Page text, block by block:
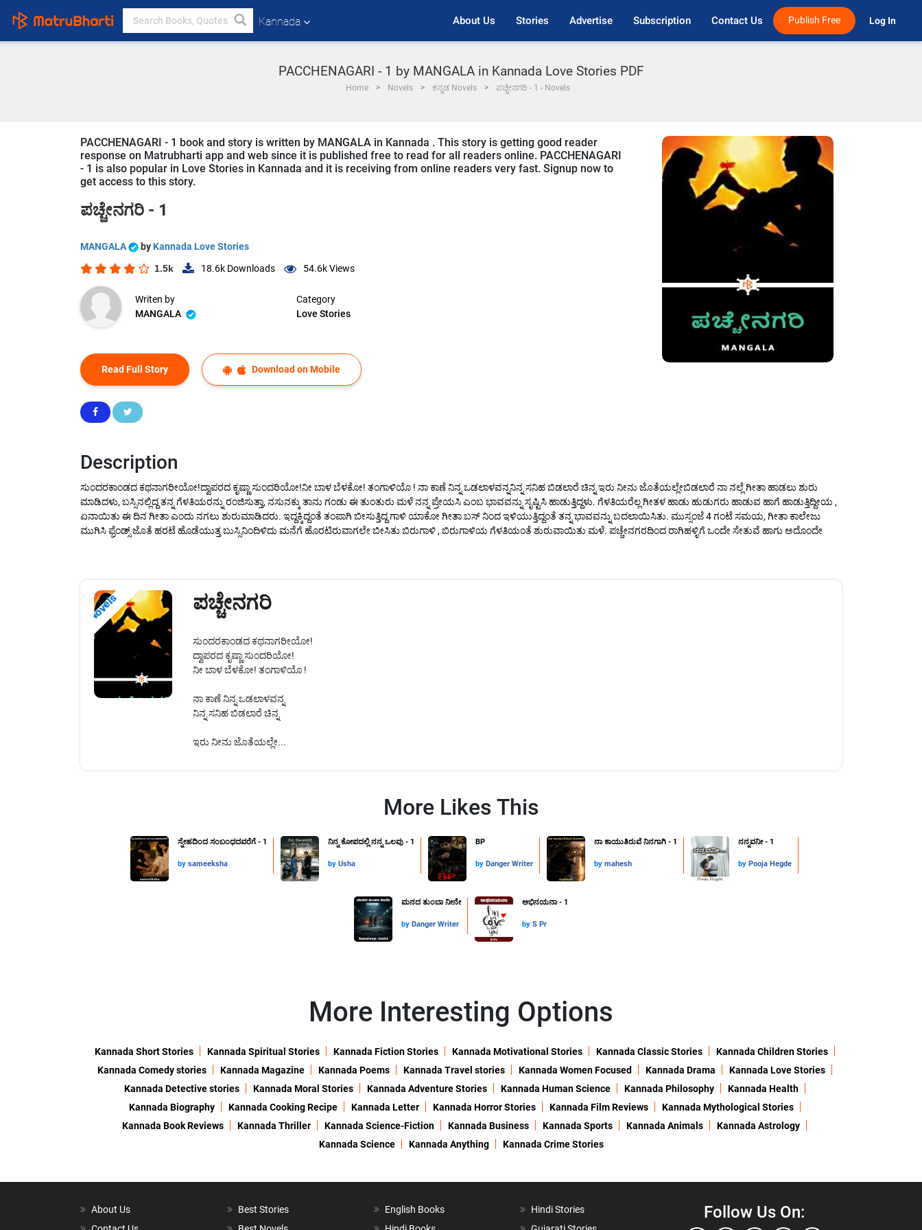
Kannada About Us Stories Advertise Subscription Contact Us Publish Free Log In
PACCHENAGARI - 1 by MANGALA in Kannada Love Stories PDF
Home Novels ಕನ್ನಡ Novels ಪಚ್ಚೇನಗರಿ - 1 - Novels
PACCHENAGARI - 1 book and story is written by MANGALA in Kannada . This story is getting good reader
response on Matrubharti app and web since it is published free to read for all readers online. PACCHENAGARI
- 1 is also popular in Love Stories in Kannada and it is receiving from online readers very fast. Signup now to
get access to this story.
ಪಚ್ಚೇನಗರಿ - 1
MANGALA by Kannada Love Stories
1.5k 18.6k Downloads 54.6kViews
Writen by
MANGALA
Category
Love Stories
Read Full Story Download on Mobile
Description
ಸುಂದರಕಾಂಡದ ಕಥನಾಗರೀಯೋ!ದ್ವಾಪರದ ಕೃಷ್ಣಾ ಸುಂದರಿಯೋ!ನೀ ಬಾಳ ಬೆಳಕೋ! ತಂಗಾಳಿಯೊ ! ನಾ ಕಾಣೆ ನಿನ್ನ ಒಡಲಾಳವನ್ನನಿನ್ನ ಸನಿಹ ಬಿಡಲಾರೆ ಚಿನ್ನ ಇರು ನೀನು ಜೊತೆಯಲ್ಲೇಬಿಡಲಾರೆ ನಾ ನಲ್ಲೆ ಗೀತಾ ಹಾಡಲು ಶುರು
ಮಾಡಿದಳು, ಬಸ್ಸಿನಲ್ಲಿದ್ದ ತನ್ನ ಗೆಳತಿಯರನ್ನು ರಂಜಿಸುತ್ತಾ, ನಸುನಕ್ಕು ತಾನು ಗಂಡು ಈ ತುಂತುರು ಮಳೆ ನನ್ನ ಪ್ರೇಯಸಿ ಎಂಬ ಭಾವವನ್ನು ಸೃಷ್ಟಿಸಿ ಹಾಡುತ್ತಿದ್ದಳು. ಗೆಳತಿಯರೆಲ್ಲ ಗೀತಳ ಹಾಡು ಹುಡುಗರು ಹಾಡುವ ಹಾಗೆ ಹಾಡುತ್ತಿದ್ದೀಯ ,
ಏನಾಯಿತು ಈ ದಿನ ಗೀತಾ ಎಂದು ನಗಲು ಶುರುಮಾಡಿದರು. ಇದ್ದಕ್ಕಿದ್ದಂತೆ ತಂಪಾಗಿ ಬೀಸುತ್ತಿದ್ದ ಗಾಳಿ ಯಾಕೋ ಗೀತಾ ಬಸ್ ನಿಂದ ಇಳಿಯುತ್ತಿದ್ದಂತೆ ತನ್ನ ಭಾವವನ್ನು ಬದಲಾಯಿಸಿತು. ಮುಸ್ಸಂಜೆ 4 ಗಂಟೆ ಸಮಯ, ಗೀತಾ ಕಾಲೇಜು
ಮುಗಿಸಿ ಫ್ರೆಂಡ್ಸ್ ಜೊತೆ ಹರಟೆ ಹೊಡೆಯುತ್ತ ಬುಸ್ಸಿನಿಂದಿಳಿದು ಮನೆಗೆ ಹೊರಟಿರುವಾಗಲೇ ಬೀಸಿತು ಬಿರುಗಾಳಿ , ಬಿರುಗಾಳಿಯ ಗೆಳತಿಯಂತೆ ಶುರುವಾಯಿತು ಮಳೆ. ಪಚ್ಚೇನಗರದಿಂದ ರಾಗಿಹಳ್ಳಿಗೆ ಒಂದೇ ಸೇತುವೆ ಹಾಗು ಅದೊಂದೇ
Novels ಪಚ್ಚೇನಗರಿ
ಸುಂದರಕಾಂಡದ ಕಥನಾಗರೀಯೋ!
ದ್ವಾಪರದ ಕೃಷ್ಣಾ ಸುಂದರಿಯೋ!
ನೀ ಬಾಳ ಬೆಳಕೋ! ತಂಗಾಳಿಯೊ !
ನಾ ಕಾಣೆ ನಿನ್ನ ಒಡಲಾಳವನ್ನ
ನಿನ್ನ ಸನಿಹ ಬಿಡಲಾರೆ ಚಿನ್ನ
ಇರು ನೀನು ಜೊತೆಯಲ್ಲೇ...
More Likes This
ಸ್ನೇಹದಿಂದ ಸಂಬಂಧದವರೆಗೆ - 1
by sameeksha
ನಿನ್ನ ಕೋಪದಲ್ಲಿ ನನ್ನ ಒಲವು - 1
by Usha
BP
by Danger Writer
ನಾ ಕಾಯುತಿರುವೆ ನಿನಗಾಗಿ - 1
by mahesh
ನನ್ನವನೀ - 1
by Pooja Hegde
ಮನದ ತುಂಬಾ ನೀನೇ
by Danger Writer
ಅಭಿನಯನಾ - 1
by S Pr
More Interesting Options
Kannada Short Stories Kannada Spiritual Stories Kannada Fiction Stories Kannada Motivational Stories Kannada Classic Stories
Kannada Children Stories
Kannada Comedy stories
Kannada Magazine Kannada Poems Kannada Travel stories Kannada Women Focused Kannada Drama
Kannada Love Stories
Kannada Detective stories
Kannada Moral Stories Kannada Adventure Stories Kannada Human Science Kannada Philosophy
Kannada Health
Kannada Biography
Kannada Cooking Recipe Kannada Letter Kannada Horror Stories Kannada Film Reviews
Kannada Mythological Stories
Kannada Book Reviews
Kannada Thriller Kannada Science-Fiction Kannada Business Kannada Sports Kannada Animals
Kannada Astrology
Kannada Science
Kannada Anything Kannada Crime Stories
About Us
Best Stories
English Books
Hindi Stories
Follow Us On: